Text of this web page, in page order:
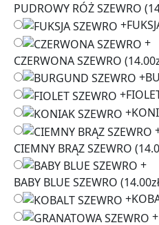
PUDROWY RÓŻ SZEWRO
+
+
CZERWONA SZEWRO
+
+
+
CIEMNY BRĄZ SZEWRO
+
BABY BLUE SZEWRO
+
+